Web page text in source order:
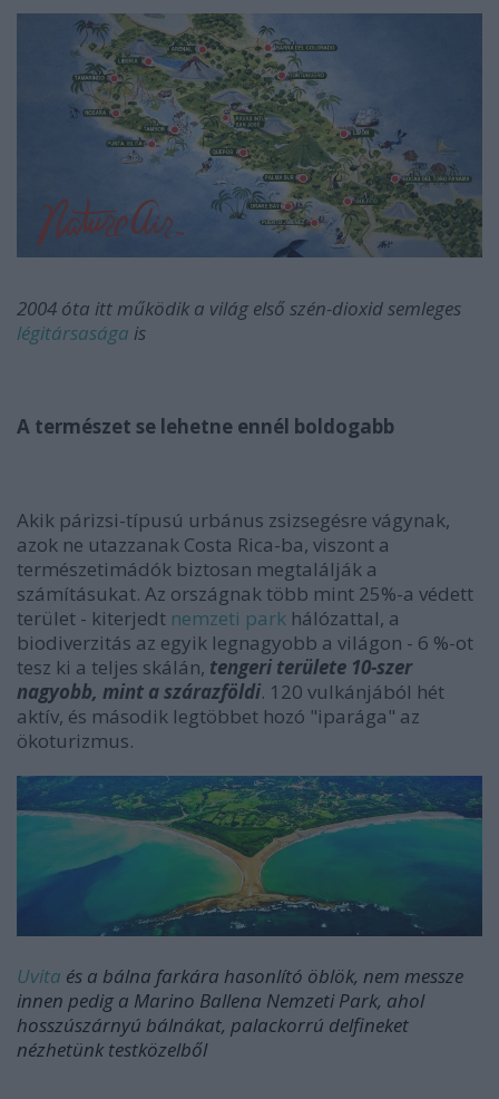
2004 óta itt működik a világ első szén-dioxid semleges
légitársasága is
A természet se lehetne ennél boldogabb
Akik párizsi-típusú urbánus zsizsegésre vágynak,
azok ne utazzanak Costa Rica-ba, viszont a
természetimádók biztosan megtalálják a
számításukat. Az országnak több mint 25%-a védett
terület - kiterjedt nemzeti park hálózattal, a
biodiverzitás az egyik legnagyobb a világon - 6 %-ot
tesz ki a teljes skálán, tengeri területe 10-szer
nagyobb, mint a szárazföldi. 120 vulkánjából hét
aktív, és második legtöbbet hozó "iparága" az
ökoturizmus.
Uvita és a bálna farkára hasonlító öblök, nem messze
innen pedig a Marino Ballena Nemzeti Park, ahol
hosszúszárnyú bálnákat, palackorrú delfineket
nézhetünk testközelből